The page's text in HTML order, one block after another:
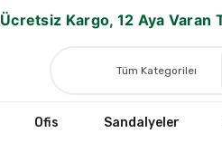
Ücretsiz Kargo, 12 Aya Varan
Ofis Sandalyeler